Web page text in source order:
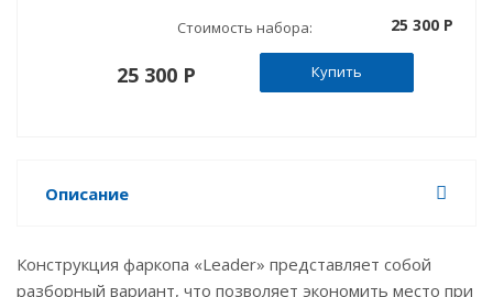
Стоимость набора: 25 300 P
25 300 P Купить
Описание
Конструкция фаркопа «Leader» представляет собой
разборный вариант, что позволяет экономить место при